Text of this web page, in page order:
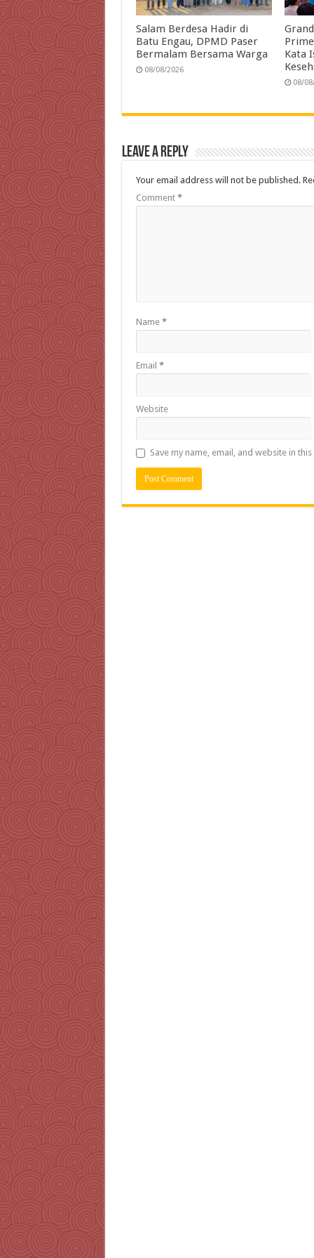
Salam Berdesa Hadir di
Batu Engau, DPMD Paser
Bermalam Bersama Warga
08/08/2026
Kata
08/
Leave a Reply
Your email address will not be published.
Comment *
Name *
Email *
Website
Save my name, email, and website in